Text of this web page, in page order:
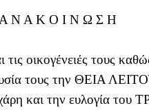
Α Ν Α Κ Ο Ι Ν Ω Σ Η
οικογένειές τους
τους την ΘΕΙΑ
και την ευλογία